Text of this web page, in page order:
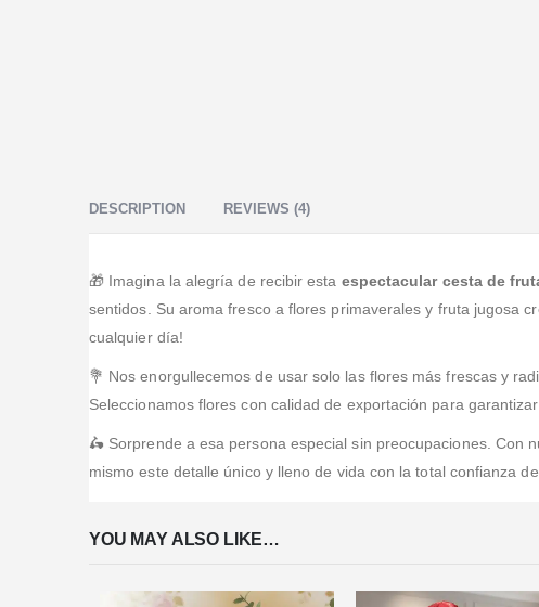
DESCRIPTION REVIEWS (4)
🎁 Imagina la alegría de recibir esta espectacular cesta de
sentidos. Su aroma fresco a flores primaverales y fruta jugosa
cualquier día!
💐 Nos enorgullecemos de usar solo las flores más frescas y
Seleccionamos flores con calidad de exportación para
🛵 Sorprende a esa persona especial sin preocupaciones. Con
mismo este detalle único y lleno de vida con la total confianza
YOU MAY ALSO LIKE…